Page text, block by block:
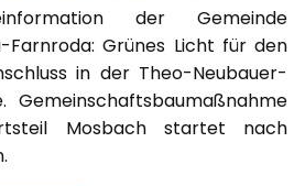
der Gemeinde
Farnroda: Grünes Licht für den
in der Theo-Neubauer-
Gemeinschaftsbaumaßnahme
Mosbach startet nach